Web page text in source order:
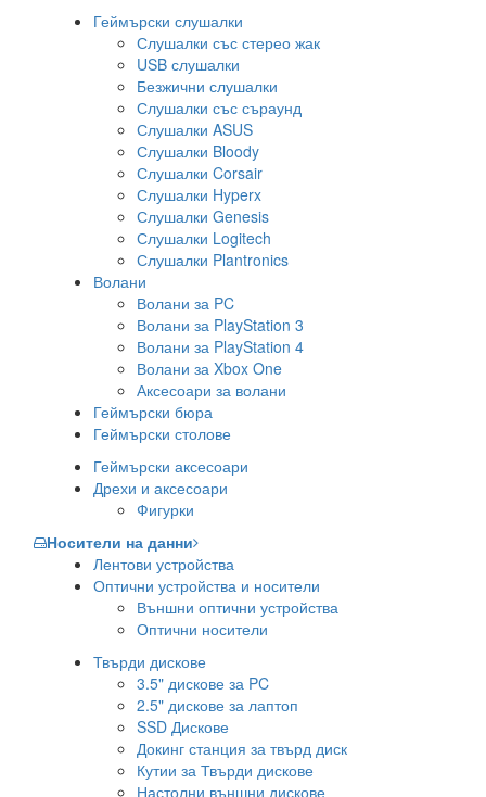
Геймърски слушалки
Слушалки със стерео жак
USB слушалки
Безжични слушалки
Слушалки със съраунд
Слушалки ASUS
Слушалки Bloody
Слушалки Corsair
Слушалки Hyperx
Слушалки Genesis
Слушалки Logitech
Слушалки Plantronics
Волани
Волани за PC
Волани за PlayStation 3
Волани за PlayStation 4
Волани за Xbox One
Аксесоари за волани
Геймърски бюра
Геймърски столове
Геймърски аксесоари
Дрехи и аксесоари
Фигурки
Носители на данни
Лентови устройства
Оптични устройства и носители
Външни оптични устройства
Оптични носители
Твърди дискове
3.5" дискове за PC
2.5" дискове за лаптоп
SSD Дискове
Докинг станция за твърд диск
Кутии за Твърди дискове
Настолни външни дискове